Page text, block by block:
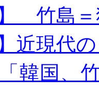
竹島＝
近現代
韓国、